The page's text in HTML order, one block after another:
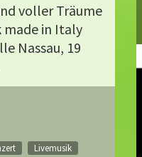
voller Träume
made in Italy
Nassau, 19
Livemusik